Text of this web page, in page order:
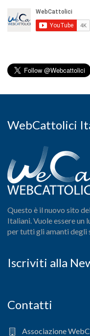
WebCattolici
Questo è il nuovo sito
Italiani. Vuole essere un
per tutti gli amanti degli
Iscriviti alla
Contatti
Associazione